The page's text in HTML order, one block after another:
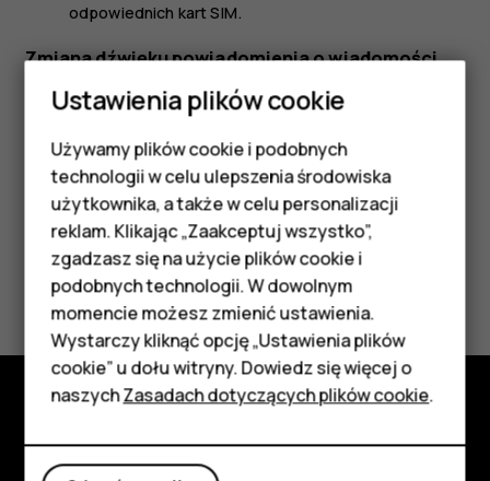
Smartfony
Telefony z funkcjami
podstawowymi
Akcesoria
HMD Terra M
Tablety
Moje konto
odpowiednich kart SIM.
Zmiana dźwięku powiadomienia o wiadomości
DotknijUstawienia>Dźwięk>Domyślny dźwięk
Czy te informacje były pomocne?
Tak Nie
Ustawienia plików cookie
Używamy plików cookie i podobnych
technologii w celu ulepszenia środowiska
użytkownika, a także w celu personalizacji
reklam. Klikając „Zaakceptuj wszystko”,
zgadzasz się na użycie plików cookie i
podobnych technologii. W dowolnym
momencie możesz zmienić ustawienia.
Wystarczy kliknąć opcję „Ustawienia plików
cookie” u dołu witryny. Dowiedz się więcej o
naszychZasadach dotyczących plików cookie.